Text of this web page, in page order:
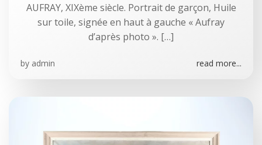
AUFRAY, XIXème siècle. Portrait de garçon, Huile
sur toile, signée en haut à gauche « Aufray
d’après photo ». […]
by admin read more...